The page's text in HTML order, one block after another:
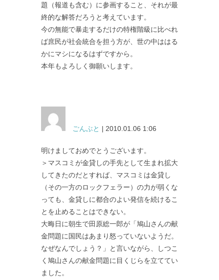
題（報道も含む）に参画すること、それが最
終的な解答だろうと考えています。
今の無能で暴走するだけの特権階級に比べれ
ば庶民が社会統合を担う方が、世の中ははる
かにマシになるはずですから。
本年もよろしく御願いします。
ごんぶと | 2010.01.06 1:06
明けましておめでとうございます。
＞マスコミが金貸しの手先として生まれ拡大
してきたのだとすれば、マスコミは金貸し
（その一方のロックフェラー）の力が弱くな
っても、金貸しに都合のよい発信を続けるこ
とを止めることはできない。
大晦日に朝生で田原総一郎が「鳩山さんの献
金問題に国民はあまり怒っていないようだ。
なぜなんでしょう？」と言いながら、しつこ
く鳩山さんの献金問題に目くじらを立ててい
ました。